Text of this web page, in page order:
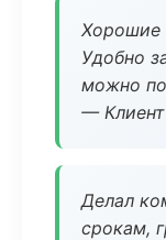
Хорошие
Удобно
можно
—
Делал
срокам,